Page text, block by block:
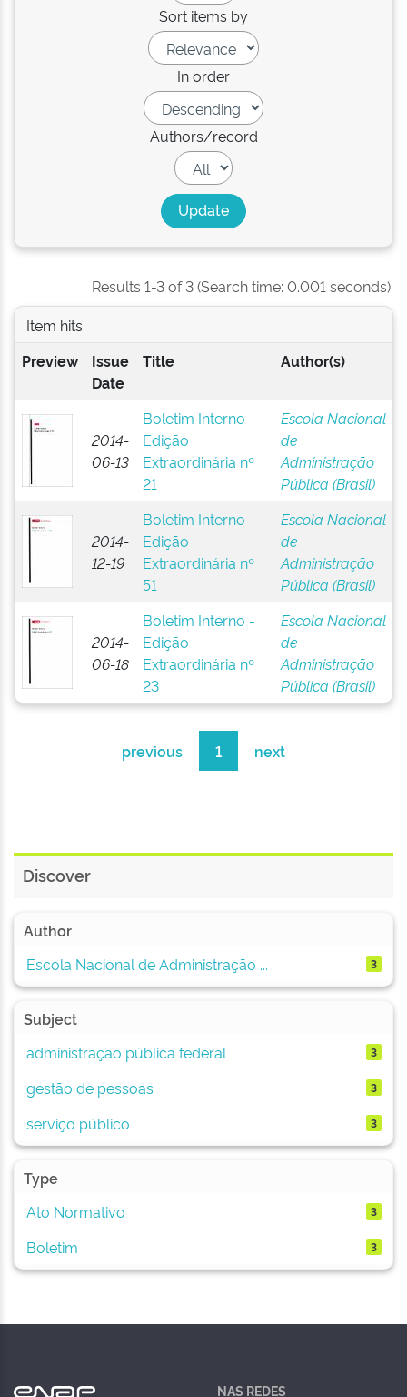
Sort items by
In order
Authors/record
Results 1-3 of 3 (Search time: 0.001 seconds).
Item hits:
Preview
Issue
Date
Title Author(s)
2014-
06-13
Boletim Interno -
Edição
Extraordinária nº
21
Escola Nacional
de
Administração
Pública (Brasil)
2014-
12-19
Boletim Interno -
Edição
Extraordinária nº
51
Escola Nacional
de
Administração
Pública (Brasil)
2014-
06-18
Boletim Interno -
Edição
Extraordinária nº
23
Escola Nacional
de
Administração
Pública (Brasil)
previous 1 next
Discover
Author
Escola Nacional de Administração ...
3
Subject
administração pública federal
3
gestão de pessoas 3
serviço público 3
Type
Ato Normativo
3
Boletim 3
NAS REDES